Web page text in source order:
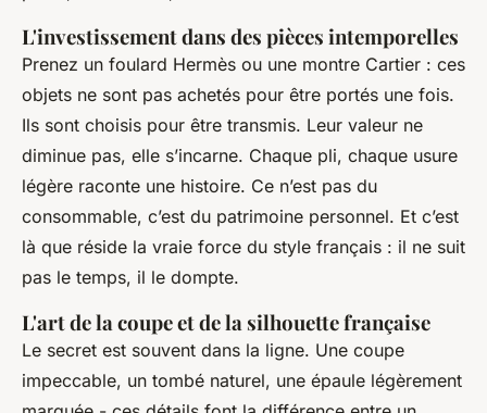
L'investissement dans des pièces intemporelles
Prenez un foulard Hermès ou une montre Cartier : ces
objets ne sont pas achetés pour être portés une fois.
Ils sont choisis pour être transmis. Leur valeur ne
diminue pas, elle s’incarne. Chaque pli, chaque usure
légère raconte une histoire. Ce n’est pas du
consommable, c’est du patrimoine personnel. Et c’est
là que réside la vraie force du style français : il ne suit
pas le temps, il le dompte.
L'art de la coupe et de la silhouette française
Le secret est souvent dans la ligne. Une coupe
impeccable, un tombé naturel, une épaule légèrement